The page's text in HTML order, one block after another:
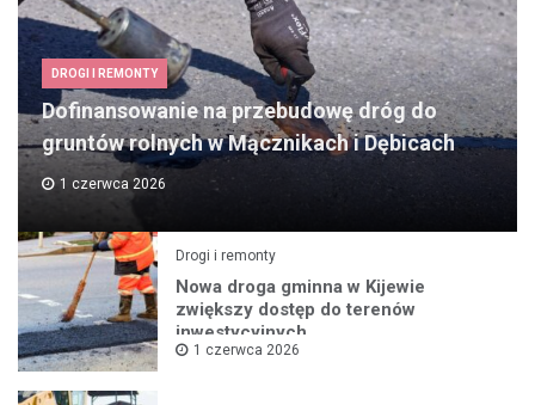
DROGI I REMONTY
Dofinansowanie na przebudowę dróg do
gruntów rolnych w Mącznikach i Dębicach
1 czerwca 2026
Drogi i remonty
Nowa droga gminna w Kijewie
zwiększy dostęp do terenów
inwestycyjnych
1 czerwca 2026